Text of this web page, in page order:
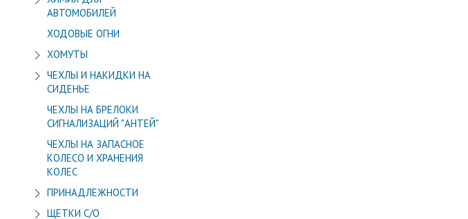
АВТОМОБИЛЕЙ
ХОДОВЫЕ ОГНИ
ХОМУТЫ
ЧЕХЛЫ И НАКИДКИ НА
СИДЕНЬЕ
ЧЕХЛЫ НА БРЕЛОКИ
СИГНАЛИЗАЦИЙ "АНТЕЙ"
ЧЕХЛЫ НА ЗАПАСНОЕ
КОЛЕСО И ХРАНЕНИЯ
КОЛЕС
ПРИНАДЛЕЖНОСТИ
ЩЕТКИ С/О